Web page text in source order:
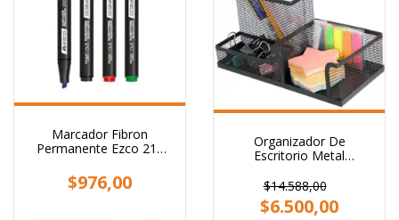
Marcador Fibron
Permanente Ezco 210
$976,00
Organizador De
Escritorio Metal
Portataco Negro 3
Cavidades
$14.588,00
$6.500,00